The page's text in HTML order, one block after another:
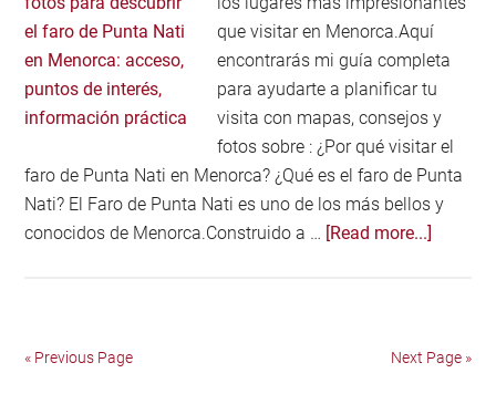
que visitar en Menorca.Aquí
encontrarás mi guía completa
para ayudarte a planificar tu
visita con mapas, consejos y
fotos sobre : ¿Por qué visitar el
faro de Punta Nati en Menorca? ¿Qué es el faro de Punta
Nati? El Faro de Punta Nati es uno de los más bellos y
conocidos de Menorca.Construido a … [Read more...]
de
« Previous Page Next Page »